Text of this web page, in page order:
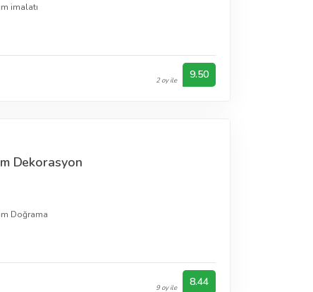
imalatı
2 oy ile 9.50
Dekorasyon
Doğrama
9 oy ile 8.44